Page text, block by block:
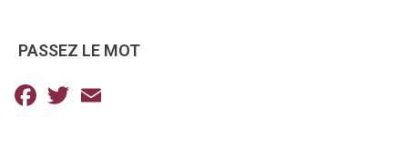
PASSEZ LE MOT
Facebook
Twitter